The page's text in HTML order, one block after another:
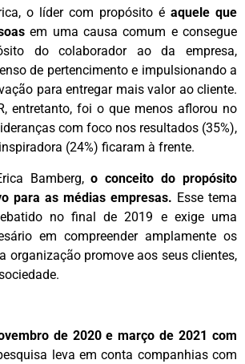
o líder com propósito é aquele que
em uma causa comum e consegue
do colaborador ao da empresa,
de pertencimento e impulsionando a
para entregar mais valor ao cliente.
entretanto, foi o que menos aflorou no
com foco nos resultados (35%),
(24%) ficaram à frente.
Bamberg,o conceito do propósito
para as médias empresas. Esse tema
no final de 2019 e exige uma
em compreender amplamente os
organização promove aos seus clientes,
de 2020 e março de 2021 com
leva em conta companhias com